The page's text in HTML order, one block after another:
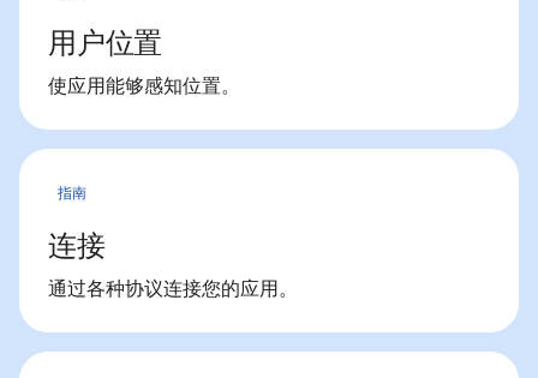
用户位置
使应用能够感知位置。
指南
连接
通过各种协议连接您的应用。